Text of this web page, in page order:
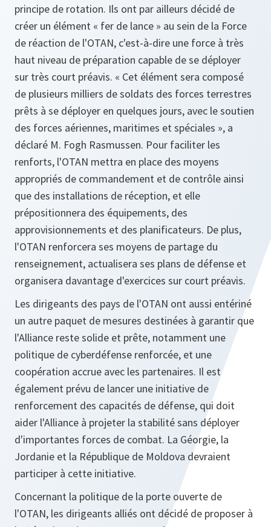
principe de rotation. Ils ont par ailleurs décidé de
créer un élément « fer de lance » au sein de la Force
de réaction de l'OTAN, c'est-à-dire une force à très
haut niveau de préparation capable de se déployer
sur très court préavis. « Cet élément sera composé
de plusieurs milliers de soldats des forces terrestres
prêts à se déployer en quelques jours, avec le soutien
des forces aériennes, maritimes et spéciales », a
déclaré M. Fogh Rasmussen. Pour faciliter les
renforts, l'OTAN mettra en place des moyens
appropriés de commandement et de contrôle ainsi
que des installations de réception, et elle
prépositionnera des équipements, des
approvisionnements et des planificateurs. De plus,
l'OTAN renforcera ses moyens de partage du
renseignement, actualisera ses plans de défense et
organisera davantage d'exercices sur court préavis.
Les dirigeants des pays de l'OTAN ont aussi entériné
un autre paquet de mesures destinées à garantir que
l'Alliance reste solide et prête, notamment une
politique de cyberdéfense renforcée, et une
coopération accrue avec les partenaires. Il est
également prévu de lancer une initiative de
renforcement des capacités de défense, qui doit
aider l'Alliance à projeter la stabilité sans déployer
d'importantes forces de combat. La Géorgie, la
Jordanie et la République de Moldova devraient
participer à cette initiative.
Concernant la politique de la porte ouverte de
l'OTAN, les dirigeants alliés ont décidé de proposer à